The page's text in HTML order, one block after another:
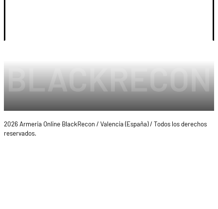
2026 Armeria Online BlackRecon / Valencia (España) / Todos los derechos
reservados.